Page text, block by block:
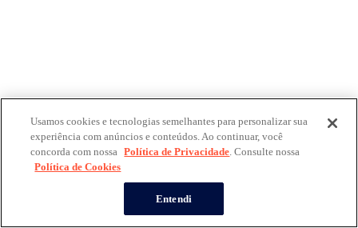
Usamos cookies e tecnologias semelhantes para personalizar sua
experiência com anúncios e conteúdos. Ao continuar, você
concorda com nossa Política de Privacidade. Consulte nossa
Política de Cookies
Entendi